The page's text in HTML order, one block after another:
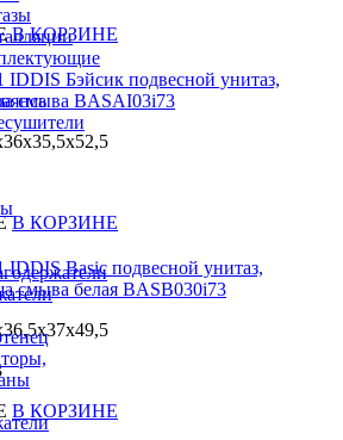
В КОРЗИНЕ
IDDIS Бэйсик подвесной унитаз,
смыва BASAI03i73
В КОРЗИНЕ
IDDIS Basic подвесной унитаз,
смыва белая BASB030i73
В КОРЗИНЕ